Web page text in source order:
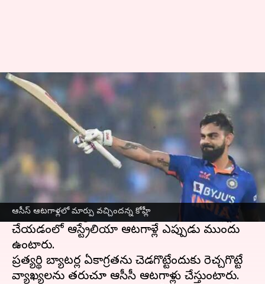
ఆసీస్ ఆటగాళ్లలో మార్పు వచ్చిందన్న కోహ్లీ
ఆస్ట్రేలియా ఆటగాళ్లపై కోహ్లీ
ఇంట్రెస్టింగ్ కామెంట్స్
Jayachandra Akuri Mar 22, 2023
ఈ వార్తాకథనం ఏంటి
భారత్-ఆస్ట్రేలియా మ్యాచ్ అభిమానులకు మంచి కిక్ ను
ఇస్తుంది. మ్యాచ్ ఎప్పుడు జరిగినా వాతావరణం
ఇరుపక్షాల మధ్య హీట్‌గా ఉంటుంది. అయితే స్లెడ్జింగ్
చేయడంలో ఆస్ట్రేలియా ఆటగాళ్లే ఎప్పుడు ముందు
ఉంటారు.
ప్రత్యర్థి బ్యాటర్ల ఏకాగ్రతను చెడగొట్టేందుకు రెచ్చగొట్టే
వ్యాఖ్యలను తరుచూ ఆసీసీ ఆటగాళ్లు చేస్తుంటారు.